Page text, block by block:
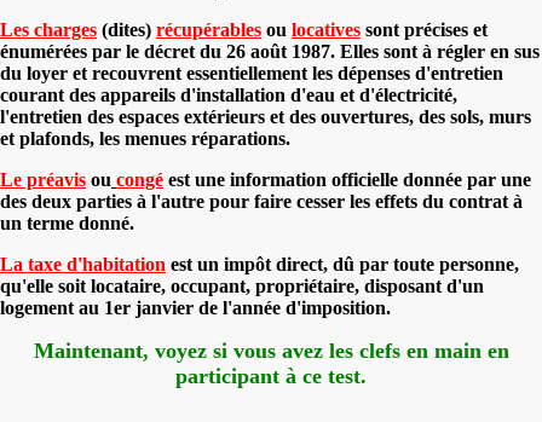
Les charges (dites) récupérables ou locatives sont précises et
énumérées par le décret du 26 août 1987. Elles sont à régler en sus
du loyer et recouvrent essentiellement les dépenses d'entretien
courant des appareils d'installation d'eau et d'électricité,
l'entretien des espaces extérieurs et des ouvertures, des sols, murs
et plafonds, les menues réparations.
Le préavis ou congé est une information officielle donnée par une
des deux parties à l'autre pour faire cesser les effets du contrat à
un terme donné.
La taxe d'habitation est un impôt direct, dû par toute personne,
qu'elle soit locataire, occupant, propriétaire, disposant d'un
logement au 1er janvier de l'année d'imposition.
Maintenant, voyez si vous avez les clefs en main en
participant à ce test.